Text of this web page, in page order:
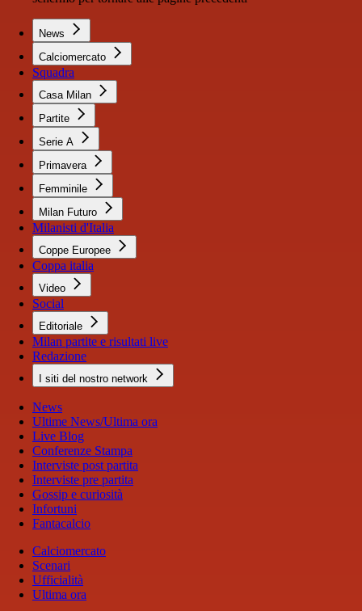
News
Calciomercato
Squadra
Casa Milan
Partite
Serie A
Primavera
Femminile
Milan Futuro
Milanisti d'Italia
Coppe Europee
Coppa italia
Video
Social
Editoriale
Milan partite e risultati live
Redazione
I siti del nostro network
News
Ultime News/Ultima ora
Live Blog
Conferenze Stampa
Interviste post partita
Interviste pre partita
Gossip e curiosità
Infortuni
Fantacalcio
Calciomercato
Scenari
Ufficialità
Ultima ora